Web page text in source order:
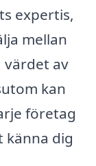
expertis,
mellan
av
kan
företag
känna dig